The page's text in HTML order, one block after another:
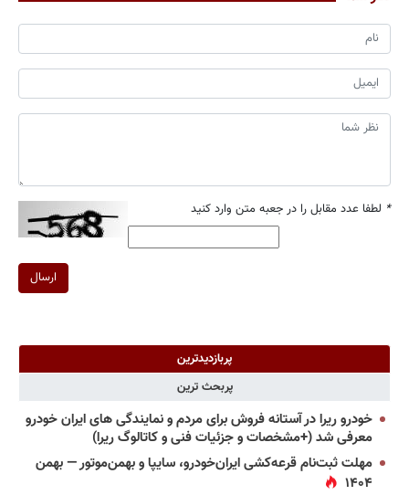
* لطفا عدد مقابل را در جعبه متن وارد کنید
ارسال
پربازدیدترین
پربحث ترین
خودرو ریرا در آستانه فروش برای مردم و نمایندگی های ایران خودرو
معرفی شد (+مشخصات و جزئیات فنی و کاتالوگ ریرا)
مهلت ثبت‌نام قرعه‌کشی ایران‌خودرو، سایپا و بهمن‌موتور — بهمن
۱۴۰۴